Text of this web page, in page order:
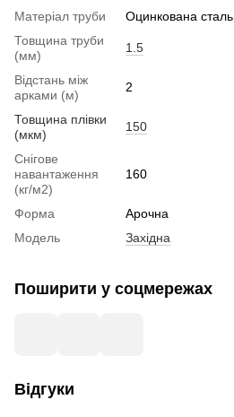
Матеріал труби
Оцинкована сталь
Товщина труби
(мм)
1.5
Відстань між
арками (м)
2
Товщина плівки
(мкм)
150
Снігове
навантаження
(кг/м2)
160
Форма
Арочна
Модель
Західна
Поширити у соцмережах
Відгуки